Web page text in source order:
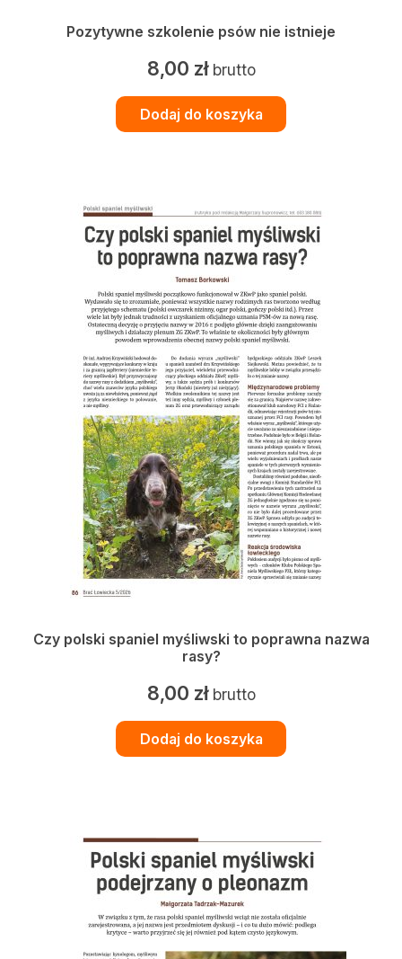
Pozytywne szkolenie psów nie istnieje
8,00 zł brutto
Dodaj do koszyka
Czy polski spaniel myśliwski to poprawna nazwa
rasy?
8,00 zł brutto
Dodaj do koszyka